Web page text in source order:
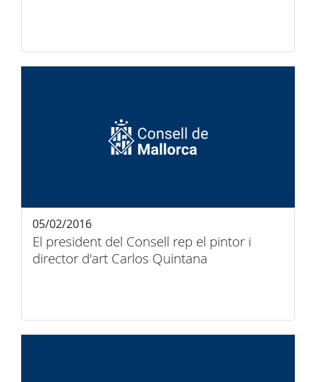
El president del Consell rep el pintor i
director d'art Carlos Quintana
05/02/2016